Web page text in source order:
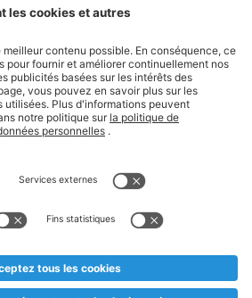
et mentions légales
temporairement et jusqu'à
bien étudié, nous serions
de stock. Prix Recupel et TVA incl.
de la forme masculine a été adoptée